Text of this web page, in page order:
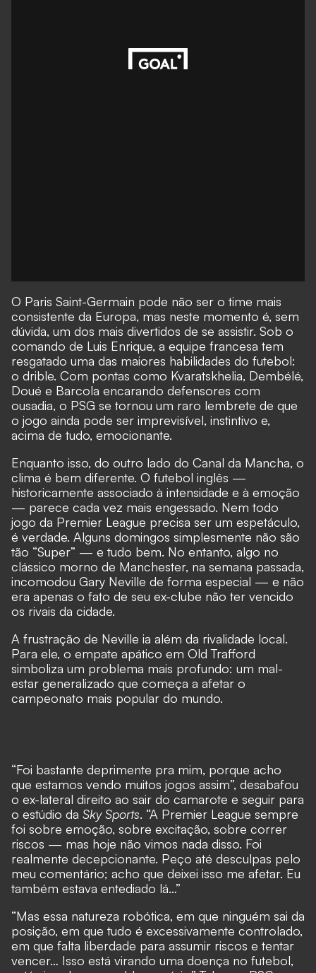
O Paris Saint-Germain pode não ser o time mais
consistente da Europa, mas neste momento é, sem
dúvida, um dos mais divertidos de se assistir. Sob o
comando de Luis Enrique, a equipe francesa tem
resgatado uma das maiores habilidades do futebol:
o drible. Com pontas como Kvaratskhelia, Dembélé,
Doué e Barcola encarando defensores com
ousadia, o PSG se tornou um raro lembrete de que
o jogo ainda pode ser imprevisível, instintivo e,
acima de tudo, emocionante.
Enquanto isso, do outro lado do Canal da Mancha, o
clima é bem diferente. O futebol inglês —
historicamente associado à intensidade e à emoção
— parece cada vez mais engessado. Nem todo
jogo da Premier League precisa ser um espetáculo,
é verdade. Alguns domingos simplesmente não são
tão “Super” — e tudo bem. No entanto, algo no
clássico morno de Manchester, na semana passada,
incomodou Gary Neville de forma especial — e não
era apenas o fato de seu ex-clube não ter vencido
os rivais da cidade.
A frustração de Neville ia além da rivalidade local.
Para ele, o empate apático em Old Trafford
simboliza um problema mais profundo: um mal-
estar generalizado que começa a afetar o
campeonato mais popular do mundo.
“Foi bastante deprimente pra mim, porque acho
que estamos vendo muitos jogos assim”, desabafou
o ex-lateral direito ao sair do camarote e seguir para
o estúdio da Sky Sports. “A Premier League sempre
foi sobre emoção, sobre excitação, sobre correr
riscos — mas hoje não vimos nada disso. Foi
realmente decepcionante. Peço até desculpas pelo
meu comentário; acho que deixei isso me afetar. Eu
também estava entediado lá…”
“Mas essa natureza robótica, em que ninguém sai da
posição, em que tudo é excessivamente controlado,
em que falta liberdade para assumir riscos e tentar
vencer… Isso está virando uma doença no futebol,